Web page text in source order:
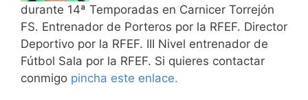
durante 14ª Temporadas en Carnicer Torrejón
FS. Entrenador de Porteros por la RFEF. Director
Deportivo por la RFEF. III Nivel entrenador de
Fútbol Sala por la RFEF. Si quieres contactar
conmigo pincha este enlace.